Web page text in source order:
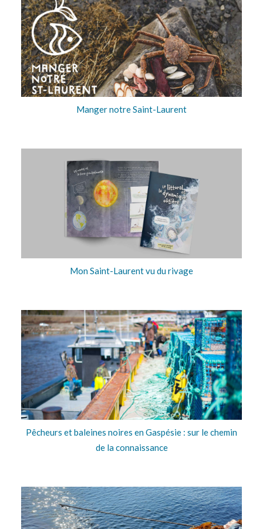
Manger notre Saint-Laurent
Mon Saint-Laurent vu du rivage
Pêcheurs et baleines noires en Gaspésie : sur le chemin
de la connaissance